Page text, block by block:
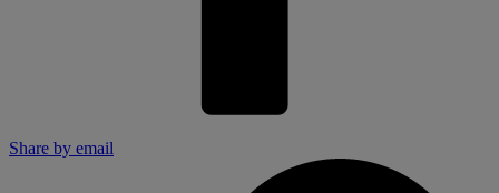
Share by email